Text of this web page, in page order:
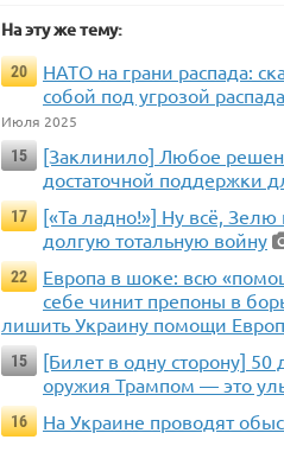
На эту же тему:
20
НАТО на грани распада:
собой под угрозой
Июля 2025
15
[Заклинило] Любое
достаточной поддержки
17
[«Та ладно!»] Ну всё, Зелю
долгую тотальную войну
22
Европа в шоке: всю
себе чинит препоны в
лишить Украину помощи
15
[Билет в одну сторону] 50
оружия Трампом — это
16
На Украине проводят